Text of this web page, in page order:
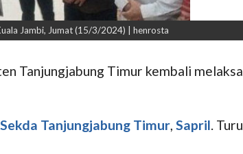
Jambi, Jumat (15/3/2024) | henrosta
Tanjungjabung Timur kembali
Sekda Tanjungjabung Timur, Sapril.